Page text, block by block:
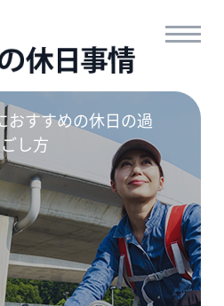
おすすめの休日の過
ごし方